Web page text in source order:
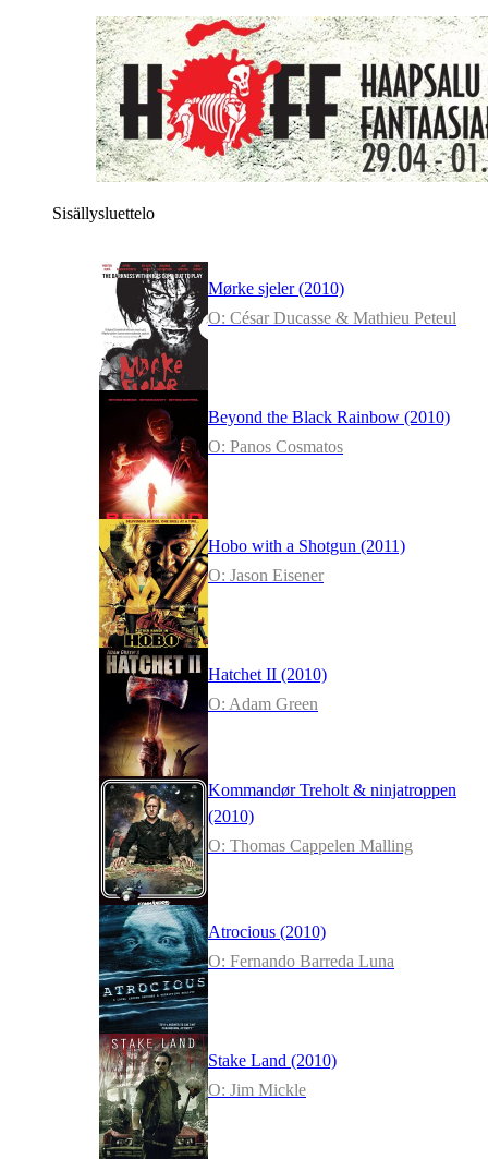
Sisällysluettelo
Mørke sjeler (2010)
O: César Ducasse & Mathieu Peteul
Beyond the Black Rainbow (2010)
O: Panos Cosmatos
Hobo with a Shotgun (2011)
O: Jason Eisener
Hatchet II (2010)
O: Adam Green
Kommandør Treholt & ninjatroppen
(2010)
O: Thomas Cappelen Malling
Atrocious (2010)
O: Fernando Barreda Luna
Stake Land (2010)
O: Jim Mickle